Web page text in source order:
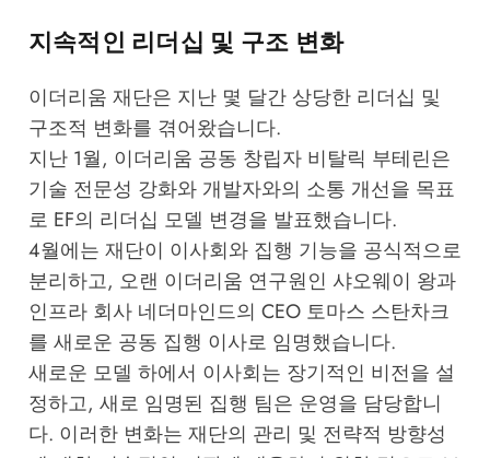
지속적인 리더십 및 구조 변화
이더리움 재단은 지난 몇 달간 상당한 리더십 및
구조적 변화를 겪어왔습니다.
지난 1월, 이더리움 공동 창립자 비탈릭 부테린은
기술 전문성 강화와 개발자와의 소통 개선을 목표
로 EF의 리더십 모델 변경을 발표했습니다.
4월에는 재단이 이사회와 집행 기능을 공식적으로
분리하고, 오랜 이더리움 연구원인 샤오웨이 왕과
인프라 회사 네더마인드의 CEO 토마스 스탄차크
를 새로운 공동 집행 이사로 임명했습니다.
새로운 모델 하에서 이사회는 장기적인 비전을 설
정하고, 새로 임명된 집행 팀은 운영을 담당합니
다. 이러한 변화는 재단의 관리 및 전략적 방향성